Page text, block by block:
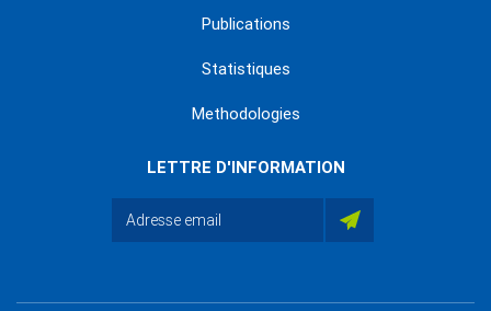
Publications
Statistiques
Methodologies
LETTRE D'INFORMATION